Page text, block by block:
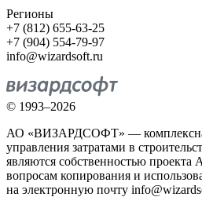
Регионы
+7 (812) 655-63-25
+7 (904) 554-79-97
info@wizardsoft.ru
© 1993–2026
АО «ВИЗАРДСОФТ» —
управления затратами в
являются собственностью
вопросам копирования и
на электронную почту